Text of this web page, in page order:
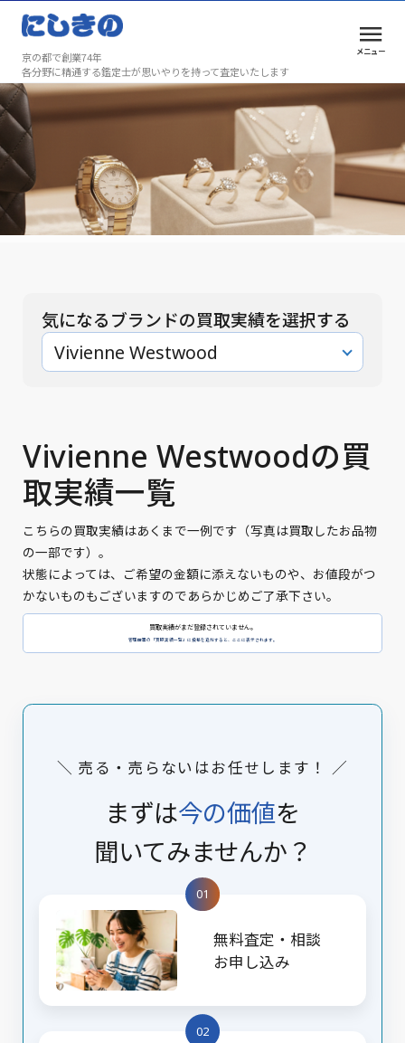
京の都で創業74年
各分野に精通する鑑定士が思いやりを持って査定いたします
メニュー
買取実績
気になるブランドの買取実績を選択する
Vivienne Westwood
Vivienne Westwoodの買
取実績一覧
こちらの買取実績はあくまで一例です（写真は買取したお品物
の一部です）。
状態によっては、ご希望の金額に添えないものや、お値段がつ
かないものもございますのであらかじめご了承下さい。
買取実績がまだ登録されていません。
管理画面の「買取実績一覧」に投稿を追加すると、ここに表示されます。
＼ 売る・売らないはお任せします！ ／
まずは今の価値を
聞いてみませんか？
01
無料査定・相談
お申し込み
02